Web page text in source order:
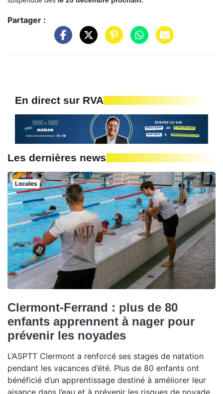
Partager :
En direct sur RVA
Les dernières news
Locales
Clermont-Ferrand : plus de 80
enfants apprennent à nager pour
prévenir les noyades
L’ASPTT Clermont a renforcé ses stages de natation
pendant les vacances d’été. Plus de 80 enfants ont
bénéficié d’un apprentissage destiné à améliorer leur